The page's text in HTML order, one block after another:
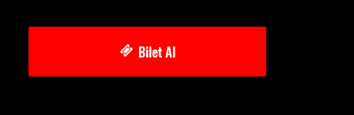
Bilet Al